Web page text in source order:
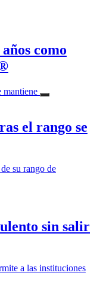
como
el rango se
sin salir